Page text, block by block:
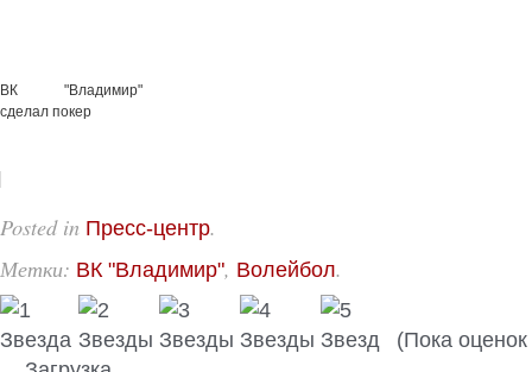
ВК "Владимир"
сделал покер
Posted in Пресс-центр.
Метки: ВК "Владимир", Волейбол.
(Пока оценок